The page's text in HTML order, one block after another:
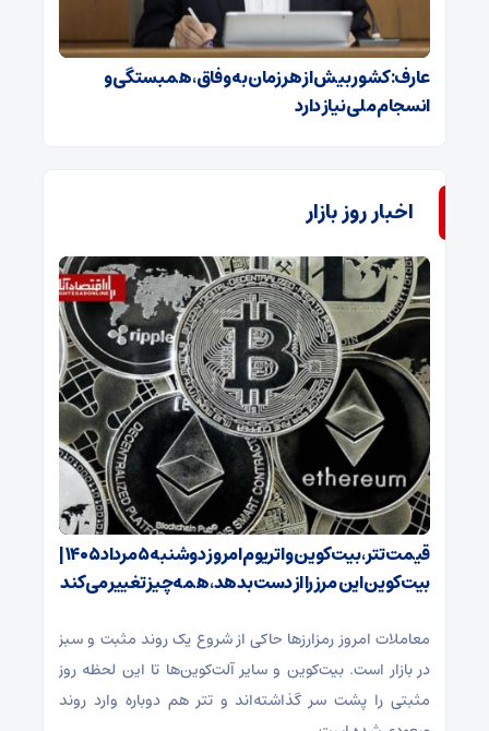
عارف: کشور بیش از هر زمان به وفاق، همبستگی و
انسجام ملی نیاز دارد
اخبار روز بازار
قیمت تتر، بیت‌کوین و اتریوم امروز دوشنبه ۵ مرداد ۱۴۰۵ |
بیت‌کوین این مرز را از دست بدهد، همه‌چیز تغییر می‌کند
معاملات امروز رمزارز‌ها حاکی از شروع یک روند مثبت و سبز
در بازار است. بیت‌کوین و سایر آلت‌کوین‌ها تا این لحظه روز
مثبتی را پشت سر گذاشته‌اند و تتر هم دوباره وارد روند